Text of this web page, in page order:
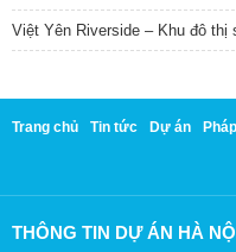
Việt Yên Riverside – Khu đô thị
Trang chủ Tin tức Dự án
THÔNG TIN DỰ ÁN HÀ